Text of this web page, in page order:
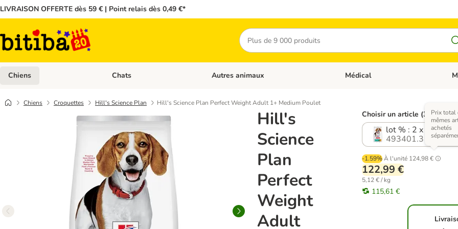
LIVRAISON OFFERTE dès 59 € | Point relais dès 0,49 €*
Rechercher
Chiens Dérouler les catégories: Chiens
Chats Dérouler les catégories: Chats
Autres animaux Dérouler les catégories: Autres
Médical
Chiens Croquettes Hill's Science Plan Hill's Science Plan Perfect Weight Adult 1+ Medium Poulet
Hill's
Science
Plan
Perfect
Weight
Adult
Choisir un article (3
lot % : 2 x 12 kg
493401.3
-1.59% À l'unité 124,98 €
Prix total
mêmes
achetés
122,99 €
5,12 € / kg
115,61 €